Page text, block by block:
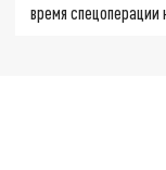
время спецоперации